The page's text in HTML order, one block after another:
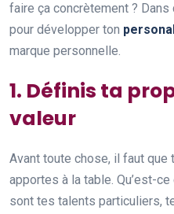
faire ça concrètement ?
pour développer ton
marque personnelle.
1. Définis ta
valeur
Avant toute chose, il faut que
apportes à la table. Qu’est-
sont tes talents particuliers,